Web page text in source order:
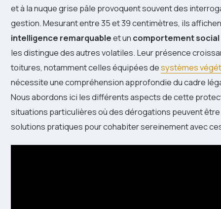
et à la nuque grise pâle provoquent souvent des
gestion. Mesurant entre 35 et 39 centimètres, ils
intelligence remarquableet un comportement
les distingue des autres volatiles. Leur présence
toitures, notamment celles équipées desystèmes
nécessite une compréhension approfondie du cadre
Nous abordons ici les différents aspects de cette
situations particulières où des dérogations peuvent
solutions pratiques pour cohabiter sereinement avec